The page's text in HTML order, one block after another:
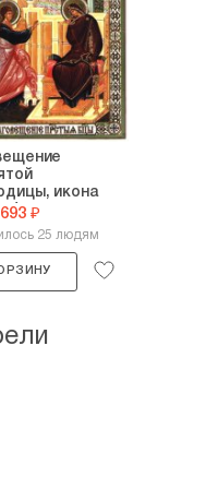
икона
693 ₽
25 людям